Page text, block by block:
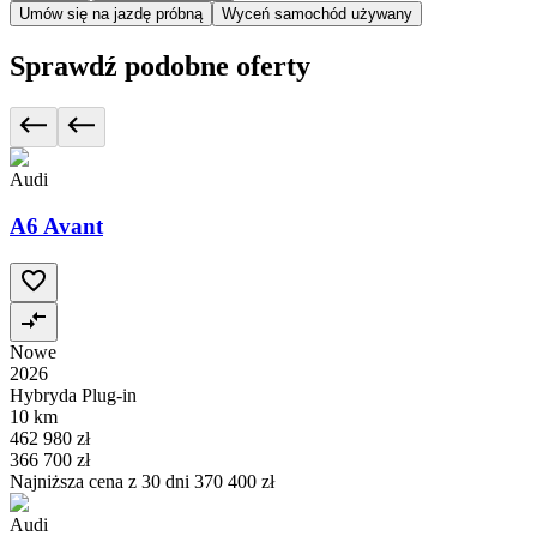
Umów się na jazdę próbną
Wyceń samochód używany
Sprawdź podobne oferty
Audi
A6 Avant
Nowe
2026
Hybryda Plug-in
10 km
462 980 zł
366 700 zł
Najniższa cena z 30 dni 370 400 zł
Audi